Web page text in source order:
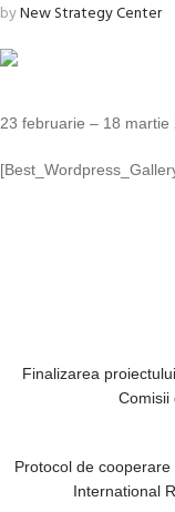
byNew Strategy Center
23 februarie – 18 martie
Finalizarea
Comisii
Protocol de
International